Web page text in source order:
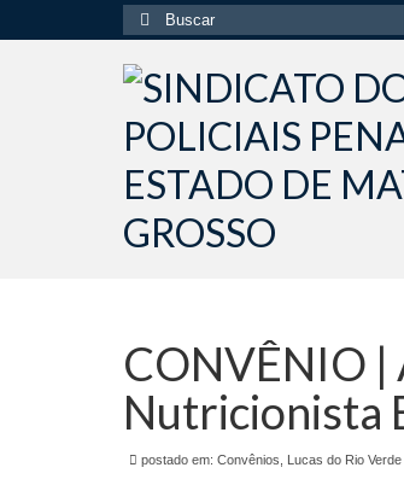
Buscar
por:
CONVÊNIO |
Nutricionista
postado em: Convênios Lucas do Rio Verde